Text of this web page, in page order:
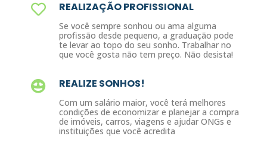
REALIZAÇÃO PROFISSIONAL
Se você sempre sonhou ou ama alguma
profissão desde pequeno, a graduação pode
te levar ao topo do seu sonho. Trabalhar no
que você gosta não tem preço. Não desista!
REALIZE SONHOS!
Com um salário maior, você terá melhores
condições de economizar e planejar a compra
de imóveis, carros, viagens e ajudar ONGs e
instituições que você acredita